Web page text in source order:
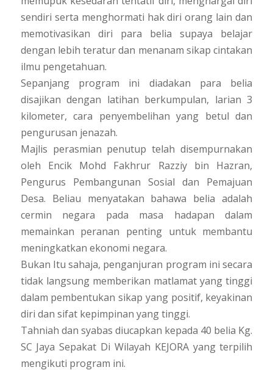
sendiri serta menghormati hak diri orang lain dan
memotivasikan diri para belia supaya belajar
dengan lebih teratur dan menanam sikap cintakan
ilmu pengetahuan.
Sepanjang program ini diadakan para belia
disajikan dengan latihan berkumpulan, larian 3
kilometer, cara penyembelihan yang betul dan
pengurusan jenazah.
Majlis perasmian penutup telah disempurnakan
oleh Encik Mohd Fakhrur Razziy bin Hazran,
Pengurus Pembangunan Sosial dan Pemajuan
Desa. Beliau menyatakan bahawa belia adalah
cermin negara pada masa hadapan dalam
memainkan peranan penting untuk membantu
meningkatkan ekonomi negara.
Bukan Itu sahaja, penganjuran program ini secara
tidak langsung memberikan matlamat yang tinggi
dalam pembentukan sikap yang positif, keyakinan
diri dan sifat kepimpinan yang tinggi.
Tahniah dan syabas diucapkan kepada 40 belia Kg.
SC Jaya Sepakat Di Wilayah KEJORA yang terpilih
mengikuti program ini.